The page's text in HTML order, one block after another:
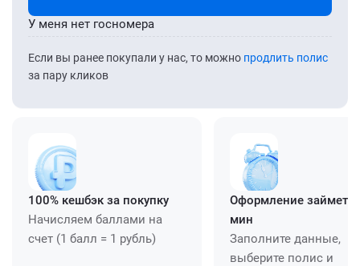
Если вы ранее покупали у нас, то можно продлить полис
за пару кликов
У меня нет госномера
100% кешбэк за покупку
Начисляем баллами на
счет (1 балл = 1 рубль)
Оформление займет
мин
Заполните данные,
выберите полис и